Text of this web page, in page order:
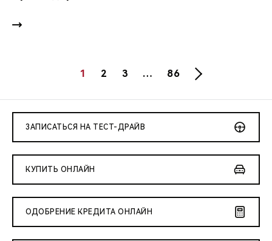
1 2 3 … 86
ЗАПИСАТЬСЯ НА ТЕСТ-ДРАЙВ
КУПИТЬ ОНЛАЙН
ОДОБРЕНИЕ КРЕДИТА ОНЛАЙН